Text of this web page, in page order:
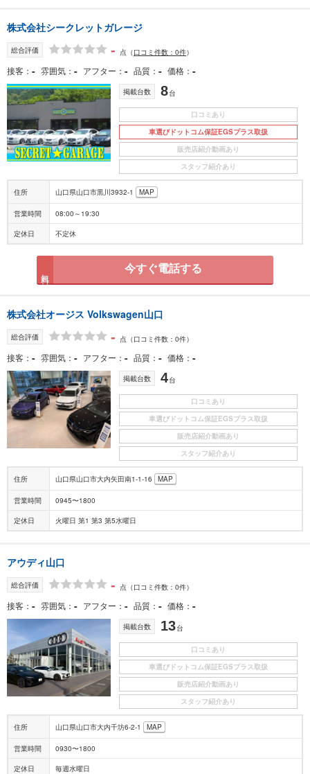
株式会社シークレットガレージ
総合評価 - 点 （口コミ件数：0件）
接客 - 雰囲気 - アフター - 品質 - 価格 -
掲載台数 8台
口コミあり
車選びドットコム保証EGSプラス取扱
販売店紹介動画あり
スタッフ紹介あり
住所 山口県山口市黒川3932-1 MAP
営業時間 08:00～19:30
定休日 不定休
今すぐ電話する
株式会社オージス Volkswagen山口
総合評価 - 点 （口コミ件数：0件）
接客 - 雰囲気 - アフター - 品質 - 価格 -
掲載台数 4台
口コミあり
車選びドットコム保証EGSプラス取扱
販売店紹介動画あり
スタッフ紹介あり
住所 山口県山口市大内矢田南1-1-16 MAP
営業時間 0945〜1800
定休日 火曜日 第1 第3 第5水曜日
アウディ山口
総合評価 - 点 （口コミ件数：0件）
接客 - 雰囲気 - アフター - 品質 - 価格 -
掲載台数 13台
口コミあり
車選びドットコム保証EGSプラス取扱
販売店紹介動画あり
スタッフ紹介あり
住所 山口県山口市大内千坊6-2-1 MAP
営業時間 0930〜1800
定休日 毎週水曜日